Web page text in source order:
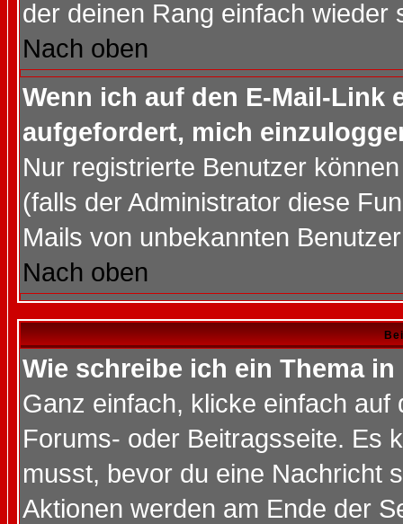
der deinen Rang einfach wieder
Nach oben
Wenn ich auf den E-Mail-Link
aufgefordert, mich
Nur registrierte Benutzer
(falls der Administrator diese
Mails von unbekannten
Nach oben
Wie schreibe ich ein Thema
Ganz einfach, klicke einfach
Forums- oder Beitragsseite. Es
musst, bevor du eine Nachricht
Aktionen werden am Ende der